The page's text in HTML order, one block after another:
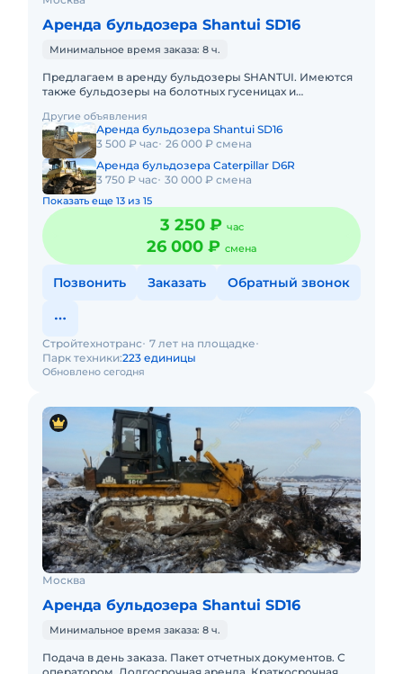
Аренда бульдозера Shantui SD16
Минимальное время заказа: 8 ч.
Предлагаем в аренду бульдозеры SHANTUI. Имеются
также бульдозеры на болотных гусеницах и
операторами.В наличии соб
Другие объявления
Аренда бульдозера Shantui SD16
3 500 ₽ час 26 000 ₽ смена
Аренда бульдозера Caterpillar D6R
3 750 ₽ час 30 000 ₽ смена
Показать еще 13 из 15
3 250 ₽ час
26 000 ₽ смена
Позвонить Заказать Обратный звонок
Обновлено сегодня
Стройтехнотранс 7 лет на площадке
Парк техники:223 единицы
Москва
Аренда бульдозера Shantui SD16
Минимальное время заказа: 8 ч.
Подача в день заказа. Пакет отчетных документов. С